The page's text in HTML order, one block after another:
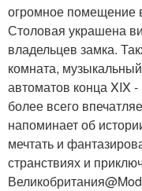
огромное помещение
Столовая украшена
владельцев замка.
комната,
автоматов конца XIX
более всего
напоминает об
мечтать и
странствиях и